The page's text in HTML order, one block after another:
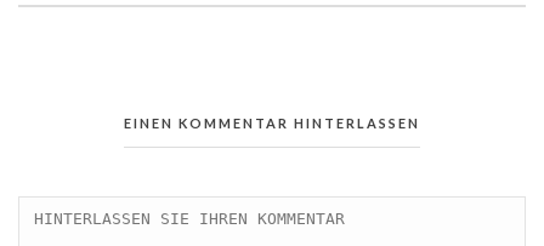
EINEN KOMMENTAR HINTERLASSEN